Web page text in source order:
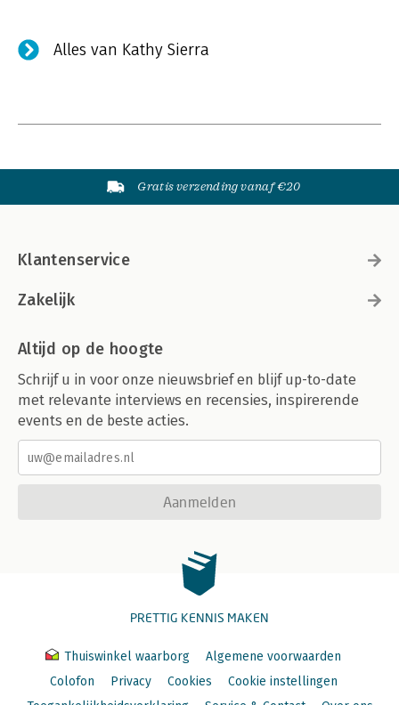
Alles van Kathy Sierra
Gratis verzending vanaf €20
Klantenservice
Zakelijk
Altijd op de hoogte
Schrijf u in voor onze nieuwsbrief en blijf up-to-date
met relevante interviews en recensies, inspirerende
events en de beste acties.
Aanmelden
PRETTIG KENNIS MAKEN
Thuiswinkel waarborg
Algemene voorwaarden
Colofon
Privacy Cookies
Cookie instellingen